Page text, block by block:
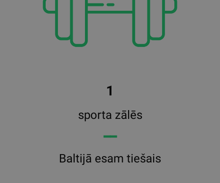
1
sporta zālēs
━━
Baltijā esam tiešais